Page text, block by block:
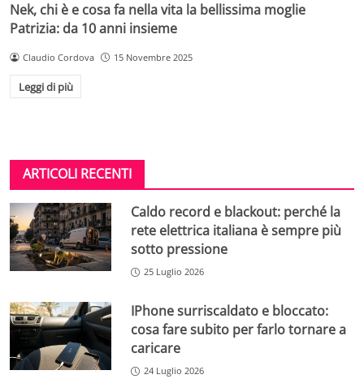
Nek, chi è e cosa fa nella vita la bellissima moglie
Patrizia: da 10 anni insieme
Claudio Cordova 15 Novembre 2025
Leggi di più
ARTICOLI RECENTI
Caldo record e blackout: perché la
rete elettrica italiana è sempre più
sotto pressione
25 Luglio 2026
IPhone surriscaldato e bloccato:
cosa fare subito per farlo tornare a
caricare
24 Luglio 2026